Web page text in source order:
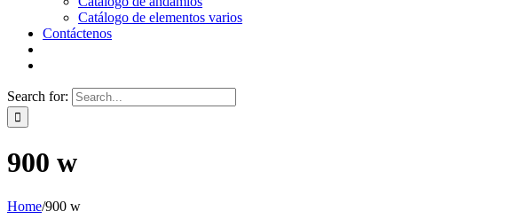
Catálogo de elementos varios
Contáctenos
Search for:
900 w
Home/900 w